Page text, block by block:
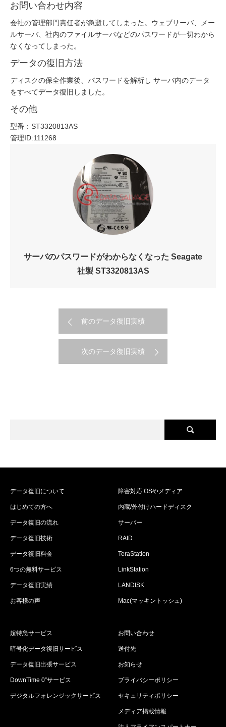
お問い合わせ内容
会社の管理部門責任者が急逝してしまった。ウェブサーバ、メー
ルサーバ、社内のファイルサーバなどのパスワードが一切わから
なくなってしまった。
データの復旧方法
ディスクの保全作業後、パスワードを解析し サーバ内のデータ
をすべてデータ復旧しました。
その他
型番：ST3320813AS
管理ID:111268
サーバのパスワードがわからなくなった Seagate
社製 ST3320813AS
前のデータ復旧実績
次のデータ復旧実績
データ復旧について
はじめての方へ
データ復旧の流れ
データ復旧技術
データ復旧料金
6つの無料サービス
データ復旧実績
お客様の声
障害対応 OSやメディア
内蔵/外付けハードディスク
サーバー
RAID
TeraStation
LinkStation
LANDISK
Mac(マッキントッシュ)
超特急サービス
暗号化データ復旧サービス
データ復旧出張サービス
DownTime 0”サービス
デジタルフォレンジックサービス
お問い合わせ
送付先
お知らせ
プライバシーポリシー
セキュリティポリシー
メディア掲載情報